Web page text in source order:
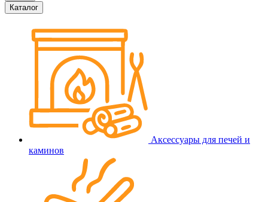
Каталог
Аксессуары для печей и
каминов